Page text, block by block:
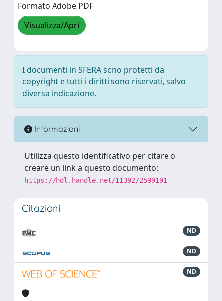
Formato Adobe PDF
Visualizza/Apri
I documenti in SFERA sono protetti da
copyright e tutti i diritti sono riservati, salvo
diversa indicazione.
Informazioni
Utilizza questo identificativo per citare o
creare un link a questo documento:
https://hdl.handle.net/11392/2599191
Citazioni
ND
ND
ND